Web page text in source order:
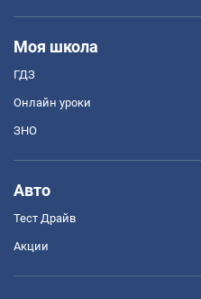
Моя школа
ГДЗ
Онлайн уроки
ЗНО
Авто
Тест Драйв
Акции